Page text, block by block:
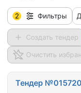
2 Фильтры
Создать тендер
Очистить
Тендер